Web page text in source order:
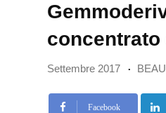
concentrato
Settembre 2017
Facebook